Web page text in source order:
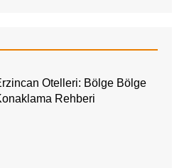
Otelleri: Bölge Bölge
Rehberi